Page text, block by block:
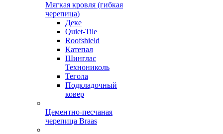
Мягкая кровля (гибкая
черепица)
Деке
Quiet-Tile
Roofshield
Катепал
Шинглас
Технониколь
Тегола
Подкладочный
ковер
Цементно-песчаная
черепица Braas